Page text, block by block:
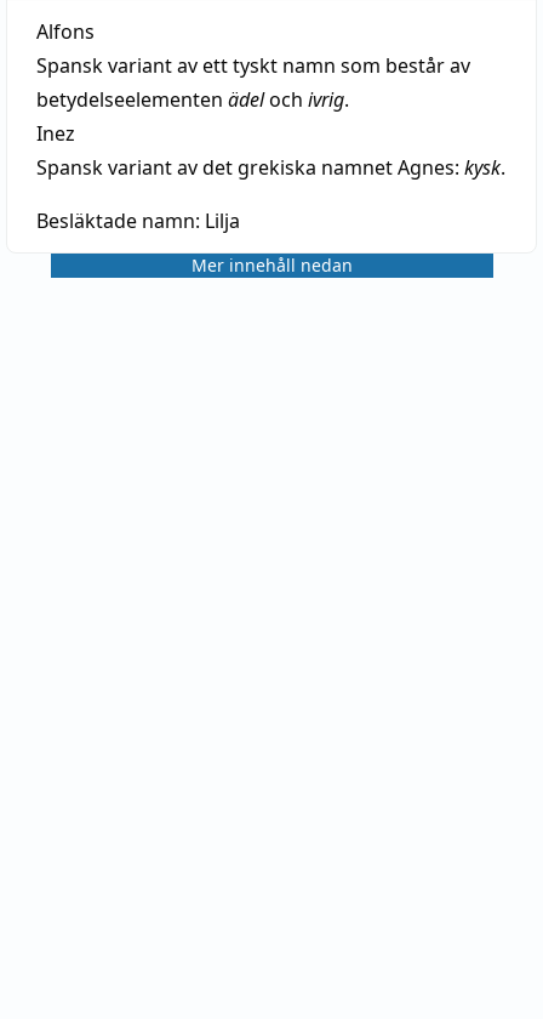
Alfons
Spansk variant av ett tyskt namn som består av
betydelseelementen ädeloch ivrig.
Inez
Spansk variant av det grekiska namnet Agnes: kysk.
Besläktade namn: Lilja
Mer innehåll nedan